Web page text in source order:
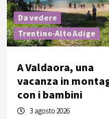
Da vedere
Trentino-Alto Adige
A Valdaora, una
vacanza in
con i bambini
3 agosto 2026